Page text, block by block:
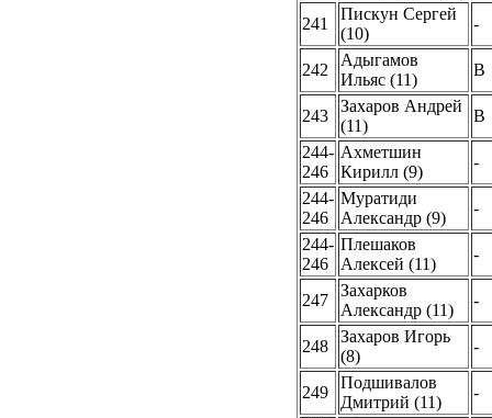
241
Пискун Сергей
(10)
-
242
Адыгамов
Ильяс (11)
B
243
Захаров Андрей
(11)
B
244-
246
Ахметшин
Кирилл (9)
-
244-
246
Муратиди
Александр (9)
-
244-
246
Плешаков
Алексей (11)
-
247
Захарков
Александр (11)
-
248
Захаров Игорь
(8)
-
249
Подшивалов
Дмитрий (11)
-